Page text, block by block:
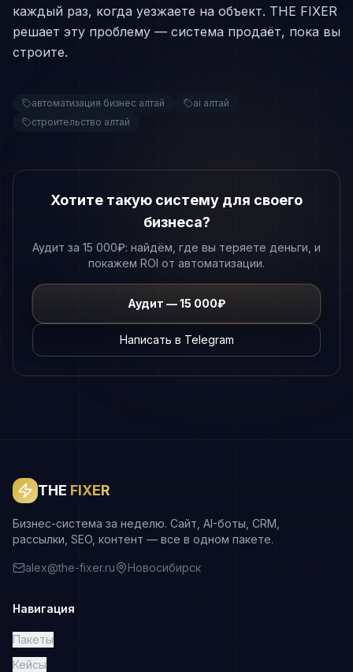
каждый раз, когда уезжаете на объект. THE FIXER
решает эту проблему — система продаёт, пока вы
строите.
автоматизация бизнес алтай
ai алтай
строительство алтай
Хотите такую систему для своего
бизнеса?
Аудит за 15 000₽: найдём, где вы теряете деньги, и
покажем ROI от автоматизации.
Аудит — 15 000₽
Написать в Telegram
THE FIXER
Бизнес-система за неделю. Сайт, AI-боты, CRM,
рассылки, SEO, контент — все в одном пакете.
alex@the-fixer.ru Новосибирск
Навигация
Пакеты
Кейсы